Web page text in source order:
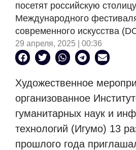
посетят российскую
Международного
современного искусства
29 апреля, 2025 | 00:36
Художественное
организованное
гуманитарных наук и
технологий (Игумо) 13
прошлого года